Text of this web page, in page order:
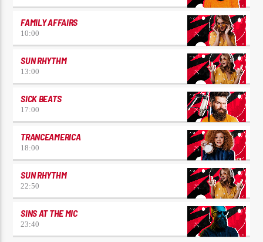
FAMILY AFFAIRS
10:00
SUN RHYTHM
13:00
SICK BEATS
17:00
TRANCEAMERICA
18:00
SUN RHYTHM
22:50
SINS AT THE MIC
23:40